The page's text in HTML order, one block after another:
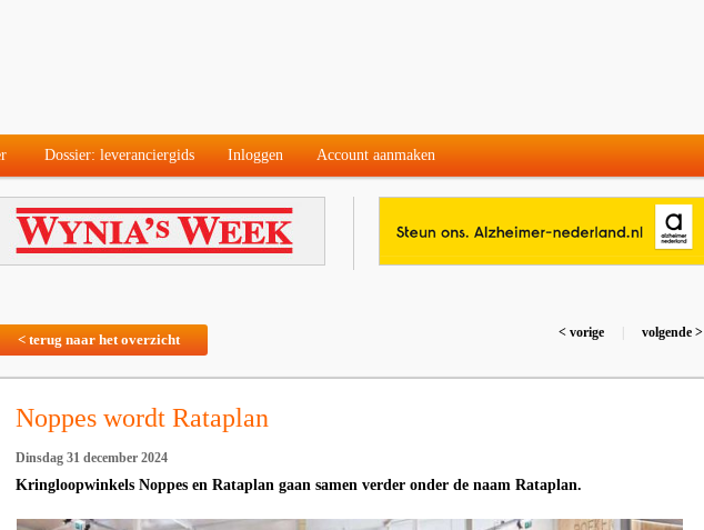
Dossier: leveranciergids Inloggen Account aanmaken
< terug naar het overzicht < vorige volgende >
Noppes wordt Rataplan
Dinsdag 31 december 2024
Kringloopwinkels Noppes en Rataplan gaan samen verder onder de naam Rataplan.